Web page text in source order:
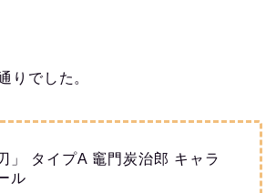
りでした。
」 タイプA 竈門炭治郎 キャラ
ル